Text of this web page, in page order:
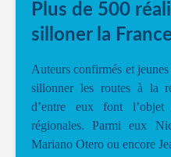
Plus de 500
silloner la France
Auteurs confirmés et
sillonner les routes à la
d’entre eux font
régionales. Parmi eux
Mariano Otero ou encore